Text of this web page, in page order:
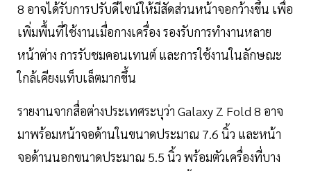
8 อาจได้รับการปรับดีไซน์ให้มีสัดส่วนหน้าจอกว้างขึ้น เพื่อ
เพิ่มพื้นที่ใช้งานเมื่อกางเครื่อง รองรับการทำงานหลาย
หน้าต่าง การรับชมคอนเทนต์ และการใช้งานในลักษณะ
ใกล้เคียงแท็บเล็ตมากขึ้น
รายงานจากสื่อต่างประเทศระบุว่า Galaxy Z Fold 8 อาจ
มาพร้อมหน้าจอด้านในขนาดประมาณ 7.6 นิ้ว และหน้า
จอด้านนอกขนาดประมาณ 5.5 นิ้ว พร้อมตัวเครื่องที่บาง